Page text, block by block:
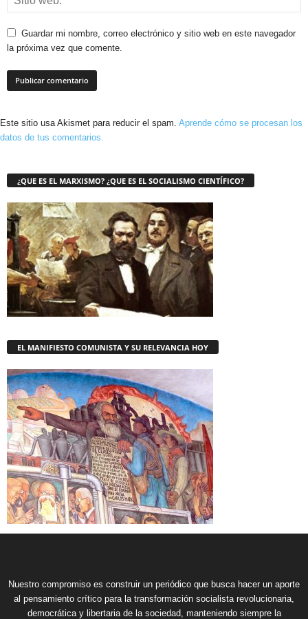
Guardar mi nombre, correo electrónico y sitio web en este navegador
la próxima vez que comente.
Este sitio usa Akismet para reducir el spam. Aprende cómo se procesan los
datos de tus comentarios.
¿QUE ES EL MARXISMO? ¿QUE ES EL SOCIALISMO CIENTÍFICO?
EL MANIFIESTO COMUNISTA Y SU RELEVANCIA HOY
Nuestro compromiso es construir un periódico que busca hacer un aporte
al pensamiento crítico para la transformación socialista revolucionaria,
democrática y libertaria de la sociedad, manteniendo siempre la